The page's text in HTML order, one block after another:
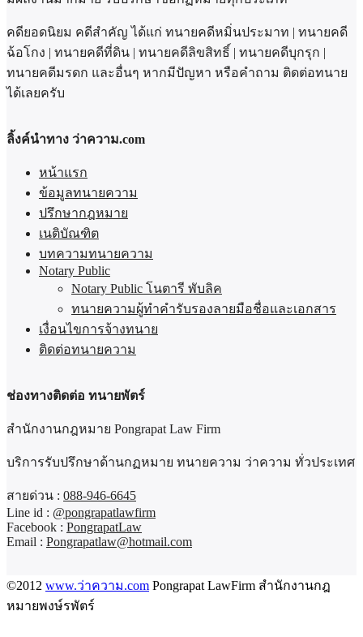
คดียอดนิยม คดีสำคัญ ได้แก่ ทนายคดีหมิ่นประมาท | ทนายคดี
ฉ้อโกง | ทนายคดีที่ดิน | ทนายคดีลิขสิทธิ์ | ทนายคดีบุกรุก |
ทนายคดีมรดก และอื่นๆ หากมีปัญหา หรือคำถาม ติดต่อทนาย
ได้เลยครับ
ลิ้งค์นำทาง ว่าความ.com
หน้าแรก
ข้อมูลทนายความ
ปรึกษากฎหมาย
เนติบัณฑิต
บทความทนายความ
Notary Public
Notary Public โนตารี พับลิค
ทนายความผู้ทำคำรับรองลายมือชื่อและเอกสาร
เงื่อนไขการจ้างทนาย
ติดต่อทนายความ
ช่องทางติดต่อ ทนายพัตร์
สำนักงานกฎหมาย Pongrapat Law Firm
บริการรับปรึกษาด้านกฏหมาย ทนายความ ว่าความ ทั่วประเทศ
สายด่วน : 088-946-6645
Line id : @pongrapatlawfirm
Facebook : PongrapatLaw
Email : Pongrapatlaw@hotmail.com
©2012 www.ว่าความ.com Pongrapat LawFirm สำนักงานกฎ
หมายพงษ์รพัตร์